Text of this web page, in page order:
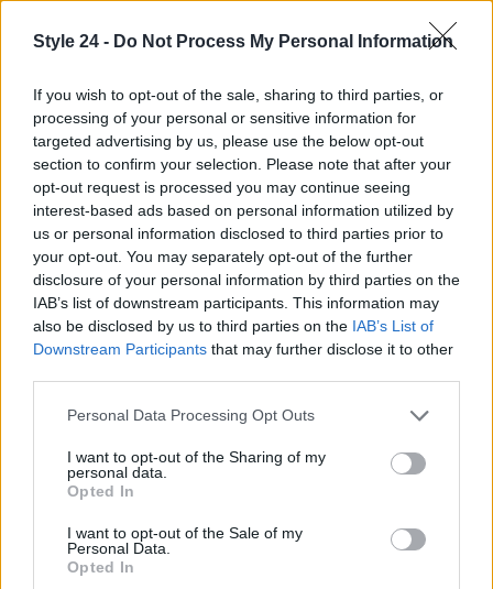
Style 24 - Do Not Process My Personal Information
If you wish to opt-out of the sale, sharing to third parties, or
processing of your personal or sensitive information for
targeted advertising by us, please use the below opt-out
section to confirm your selection. Please note that after your
opt-out request is processed you may continue seeing
interest-based ads based on personal information utilized by
us or personal information disclosed to third parties prior to
your opt-out. You may separately opt-out of the further
disclosure of your personal information by third parties on the
IAB’s list of downstream participants. This information may
also be disclosed by us to third parties on the IAB’s List of
Downstream Participants that may further disclose it to other
Please note that this website/app uses one or more Google
not limited to your visit or usage behaviour. You may click to
grant or deny consent to Google and its third-party tags to
use your data for below specified purposes in below Google
consent section.
Personal Data Processing Opt Outs
I want to opt-out of the Sharing of my
personal data.
Opted In
I want to opt-out of the Sale of my
Personal Data.
Opted In
Bixio non è solo un bistrot elegante, ma un luogo
accessibile a tutti, dove il cibo diventa un momento
dove ogni cliente possa sentirsi a casa, che si tratti
di un pasto veloce o di una cena rilassante. “Volevo
che ogni dettaglio fosse pensato con amore”,
conclude.
In questo modo, Bixio Caffè Bistrot rappresenta non
solo un ritorno alle origini per Frida Giannini, ma
anche un nuovo capitolo per Monteverde Vecchio,
dove passato e presente si intrecciano in
un’esperienza gastronomica unica.
AUTORE
Staff